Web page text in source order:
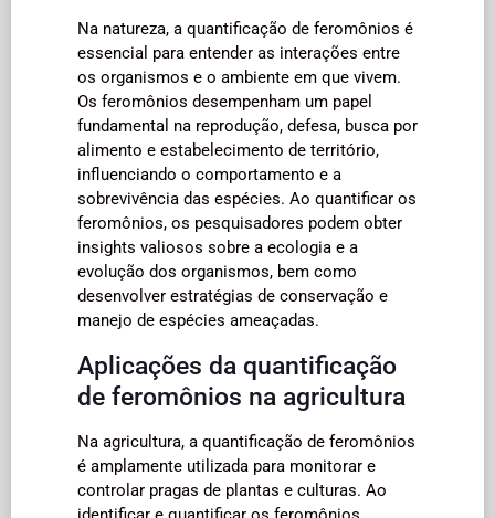
Na natureza, a quantificação de feromônios é
essencial para entender as interações entre
os organismos e o ambiente em que vivem.
Os feromônios desempenham um papel
fundamental na reprodução, defesa, busca por
alimento e estabelecimento de território,
influenciando o comportamento e a
sobrevivência das espécies. Ao quantificar os
feromônios, os pesquisadores podem obter
insights valiosos sobre a ecologia e a
evolução dos organismos, bem como
desenvolver estratégias de conservação e
manejo de espécies ameaçadas.
Aplicações da quantificação
de feromônios na agricultura
Na agricultura, a quantificação de feromônios
é amplamente utilizada para monitorar e
controlar pragas de plantas e culturas. Ao